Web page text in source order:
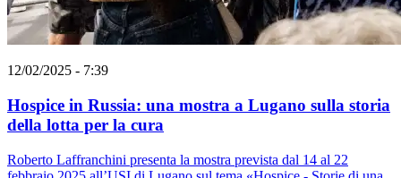
12/02/2025 - 7:39
Hospice in Russia: una mostra a Lugano sulla storia
della lotta per la cura
Roberto Laffranchini presenta la mostra prevista dal 14 al 22